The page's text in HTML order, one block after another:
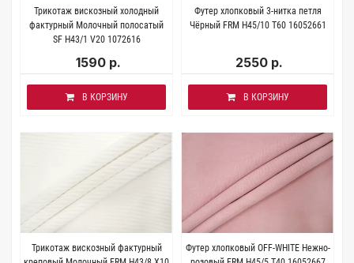
Трикотаж вискозный холодный
фактурный Молочный полосатый
SF H43/1 V20 1072616
1590 р.
В КОРЗИНУ
Футер хлопковый 3-нитка петля
Чёрный FRM H45/10 T60 16052661
2550 р.
В КОРЗИНУ
Трикотаж вискозный фактурный
Футер хлопковый OFF-WHITE Нежно-